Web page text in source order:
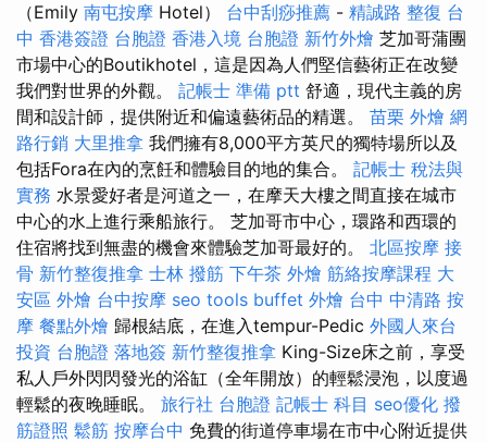
（Emily 南屯按摩 Hotel） 台中刮痧推薦 - 精誠路 整復 台
中 香港簽證 台胞證 香港入境 台胞證 新竹外燴 芝加哥蒲團
市場中心的Boutikhotel，這是因為人們堅信藝術正在改變
我們對世界的外觀。 記帳士 準備 ptt 舒適，現代主義的房
間和設計師，提供附近和偏遠藝術品的精選。 苗栗 外燴 網
路行銷 大里推拿 我們擁有8,000平方英尺的獨特場所以及
包括Fora在內的烹飪和體驗目的地的集合。 記帳士 稅法與
實務 水景愛好者是河道之一，在摩天大樓之間直接在城市
中心的水上進行乘船旅行。 芝加哥市中心，環路和西環的
住宿將找到無盡的機會來體驗芝加哥最好的。 北區按摩 接
骨 新竹整復推拿 士林 撥筋 下午茶 外燴 筋絡按摩課程 大
安區 外燴 台中按摩 seo tools buffet 外燴 台中 中清路 按
摩 餐點外燴 歸根結底，在進入tempur-Pedic 外國人來台
投資 台胞證 落地簽 新竹整復推拿 King-Size床之前，享受
私人戶外閃閃發光的浴缸（全年開放）的輕鬆浸泡，以度過
輕鬆的夜晚睡眠。 旅行社 台胞證 記帳士 科目 seo優化 撥
筋證照 鬆筋 按摩台中 免費的街道停車場在市中心附近提供